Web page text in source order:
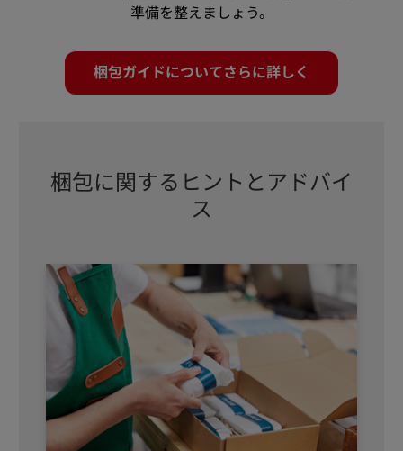
準備を整えましょう。
梱包ガイドについてさらに詳しく
梱包に関するヒントとアドバイ
ス